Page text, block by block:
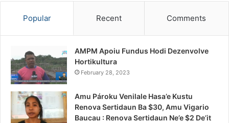
Popular Recent Comments
AMPM Apoiu Fundus Hodi Dezenvolve
Hortikultura
February 28, 2023
Amu Pároku Venilale Hasa’e Kustu
Renova Sertidaun Ba $30, Amu Vigario
Baucau : Renova Sertidaun Ne’e $2 De’it